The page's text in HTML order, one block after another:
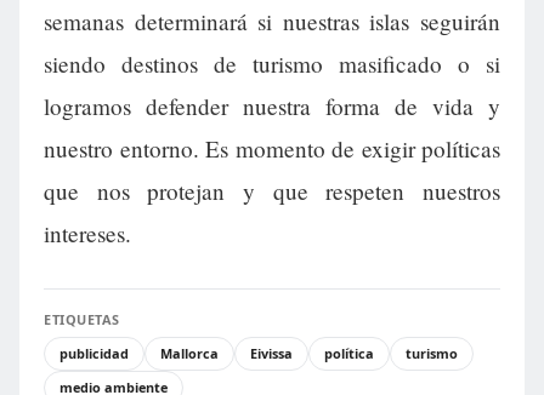
semanas determinará si nuestras islas seguirán
siendo destinos de turismo masificado o si
logramos defender nuestra forma de vida y
nuestro entorno. Es momento de exigir políticas
que nos protejan y que respeten nuestros
intereses.
ETIQUETAS
publicidad
Mallorca Eivissa política
turismo
medio ambiente